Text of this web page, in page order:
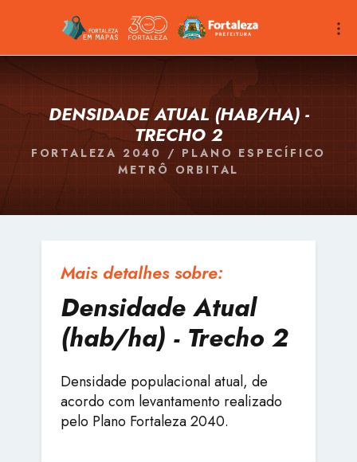
DENSIDADE ATUAL (HAB/HA) -
TRECHO 2
FORTALEZA 2040 / PLANO ESPECÍFICO
METRÔ ORBITAL
Mais detalhes sobre:
Densidade Atual
(hab/ha) - Trecho 2
Densidade populacional atual, de
acordo com levantamento realizado
pelo Plano Fortaleza 2040.